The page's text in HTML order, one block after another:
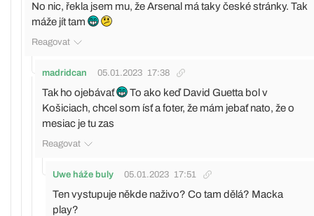
No nic, řekla jsem mu, že Arsenal má taky české stránky. Tak
máže jít tam
Reagovat
madridcan 05.01.2023 17:38
Tak ho ojebávať
To ako keď David Guetta bol v
Košiciach, chcel som ísť a foter, že mám jebať nato, že o
mesiac je tu zas
Reagovat
Uwe háže buly 05.01.2023 17:51
Ten vystupuje někde naživo? Co tam dělá? Macka
play?